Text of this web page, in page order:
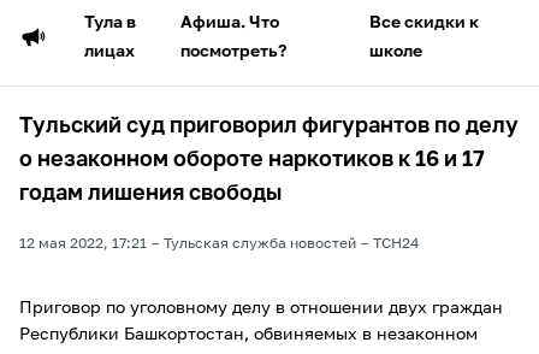
Тула в
лицах
Афиша. Что
посмотреть?
Все скидки к
школе
Тульский суд приговорил фигурантов по делу
о незаконном обороте наркотиков к 16 и 17
годам лишения свободы
12 мая 2022, 17:21 Тульская служба новостей ТСН24
Приговор по уголовному делу в отношении двух граждан
Республики Башкортостан, обвиняемых в незаконном